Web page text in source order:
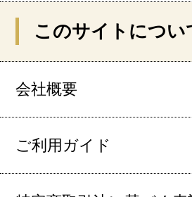
このサイトについ
会社概要
ご利用ガイド